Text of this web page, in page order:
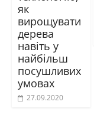
як
вирощувати
дерева
навіть у
найбільш
посушливих
умовах
27.09.2020